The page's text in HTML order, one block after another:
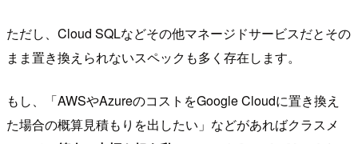
ただし、Cloud SQLなどその他マネージドサービスだとその
まま置き換えられないスペックも多く存在します。
もし、「AWSやAzureのコストをGoogle Cloudに置き換え
た場合の概算見積もりを出したい」などがあればクラスメ